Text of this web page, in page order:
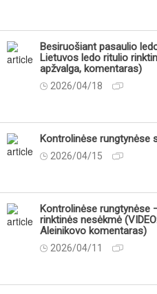
Besiruošiant pasaulio
Lietuvos ledo ritulio
apžvalga, komentaras)
2026/04/18
Kontrolinėse rungtynėse
2026/04/15
Kontrolinėse rungtynėse
rinktinės nesėkmė
Aleinikovo komentaras)
2026/04/11